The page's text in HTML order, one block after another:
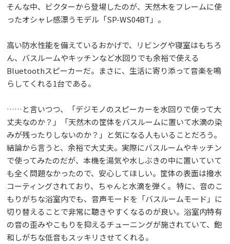
そんな中、ビクターから登場したのが、天然木をフレームに使
ったオシャレ感漂うモデル「SP-WS04BT」。
高い防水性能を備えているおかげで、リビングや寝室はもちろ
ん、バスルームやキッチンなど水回りでも余裕で使える
Bluetoothスピーカーだ。まさに、生活に寄り添って音楽を鳴
らしてくれる1台である。
……と言いつつ、「デジモノのスピーカーを水回りで使って大
丈夫なのか？」「天然木の筐体をバスルームに置いて水滴の染
みが残ったりしないのか？」と気になる人もいることだろう。
結論から言うと、余裕で大丈夫。実際にバスルームやキッチン
で使ってみたのだが、本機を湯気や水しぶきの中に置いていて
も全く問題なかったので、安心してほしい。筐体の表面は撥水
コーティングされており、ちゃんと水滴を弾く。 特に、音のこ
もりがちな浴室内でも、音声モードを「バスルームモード」に
切り替えることで非常に聴きやすくなるのが良い。浴室内特有
の音の歪みやこもりを抑えるチューニングが施されていて、飽
和しがちな低音もスッキリさせてくれる。